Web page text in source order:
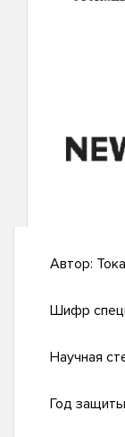
Автор:
Шифр
Научная
Год